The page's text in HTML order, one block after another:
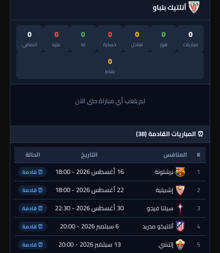
أتلتيك بلباو
0
مباريات
0
فوز
0
تعادل
0
خسارة
0
له
0
عليه
0
الصافي
0
نقاط
لم يلعب أي مباراة حتى الآن
⏰ المباريات القادمة (38)
# المنافس التاريخ
الحالة
1
برشلونة 16 أغسطس 2026 - 18:00 ⏰ قادمة
2 إشبيلية 22 أغسطس 2026 - 18:00 ⏰ قادمة
3 سيلتا فيجو 30 أغسطس 2026 - 22:30 ⏰ قادمة
4 أتلتيكو مدريد 6 سبتمبر 2026 - 20:00 ⏰ قادمة
5 إلتشي 13 سبتمبر 2026 - 20:00 ⏰ قادمة